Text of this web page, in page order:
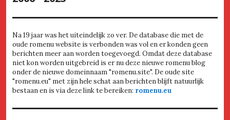
Na 19 jaar was het uiteindelijk zo ver. De database die met de
oude romenu website is verbonden was vol en er konden geen
berichten meer aan worden toegevoegd. Omdat deze database
niet kon worden uitgebreid is er nu deze nieuwe romenu blog
onder de nieuwe domeinnaam "romenu.site". De oude site
"romenu.eu" met zijn hele schat aan berichten blijft natuurlijk
bestaan en is via deze link te bereiken: romenu.eu